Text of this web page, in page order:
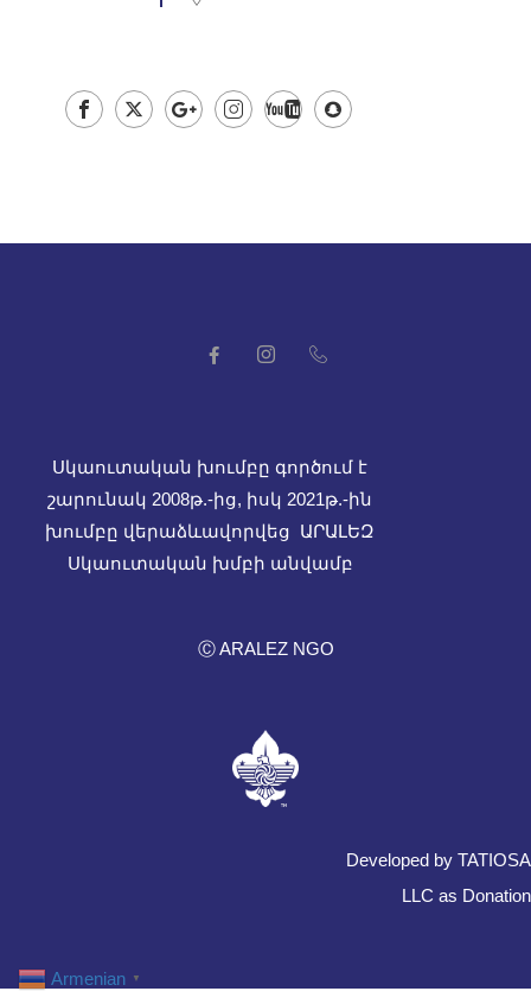
Սկաուտական խումբը գործում է
շարունակ 2008թ.-ից, իսկ 2021թ.-ին
խումբը վերաձևավորվեց ԱՐԱԼԵԶ
Սկաուտական խմբի անվամբ
Ⓒ ARALEZ NGO
Developed by TATIOSA
LLC as Donation
Armenian ▼